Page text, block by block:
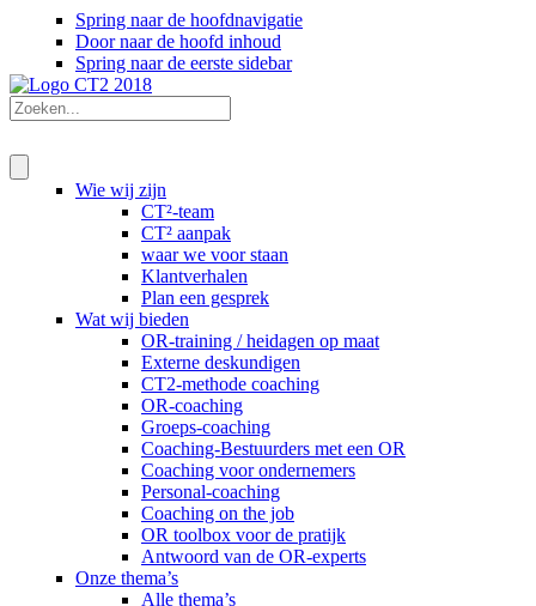
Spring naar de hoofdnavigatie
Door naar de hoofd inhoud
Spring naar de eerste sidebar
Wie wij zijn
CT²-team
CT² aanpak
waar we voor staan
Klantverhalen
Plan een gesprek
Wat wij bieden
OR-training / heidagen op maat
Externe deskundigen
CT2-methode coaching
OR-coaching
Groeps-coaching
Coaching-Bestuurders met een OR
Coaching voor ondernemers
Personal-coaching
Coaching on the job
OR toolbox voor de pratijk
Antwoord van de OR-experts
Onze thema’s
Alle thema’s